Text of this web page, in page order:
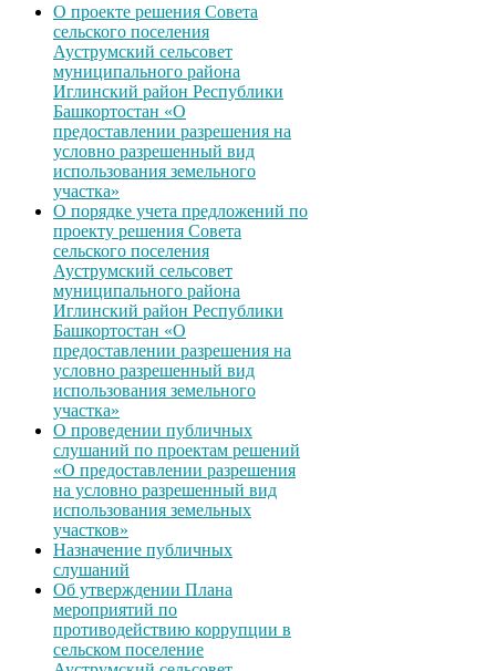
О проекте решения Совета
сельского поселения
Ауструмский сельсовет
муниципального района
Иглинский район Республики
Башкортостан «О
предоставлении разрешения на
условно разрешенный вид
использования земельного
участка»
О порядке учета предложений по
проекту решения Совета
сельского поселения
Ауструмский сельсовет
муниципального района
Иглинский район Республики
Башкортостан «О
предоставлении разрешения на
условно разрешенный вид
использования земельного
участка»
О проведении публичных
слушаний по проектам решений
«О предоставлении разрешения
на условно разрешенный вид
использования земельных
участков»
Назначение публичных
слушаний
Об утверждении Плана
мероприятий по
противодействию коррупции в
сельском поселение